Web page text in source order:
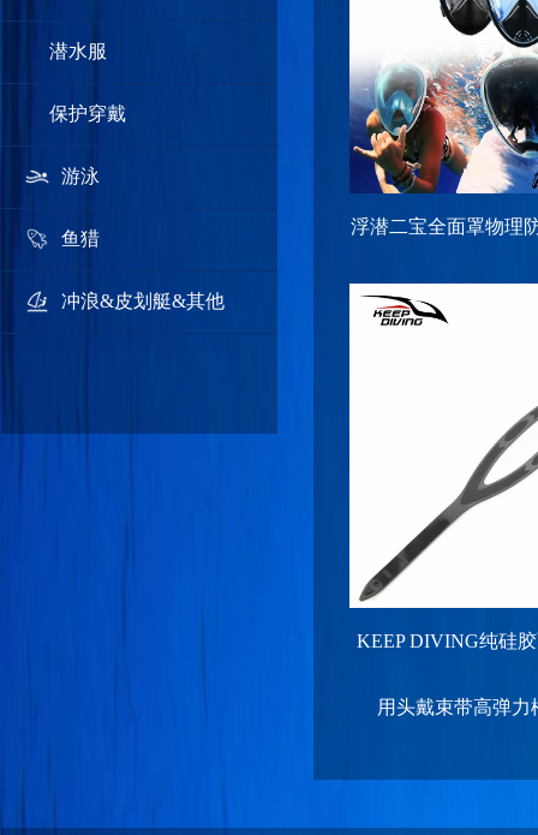
潜水服
保护穿戴
游泳
鱼猎
冲浪&皮划艇&其他
浮潜二宝全面罩物理
KEEP DIVING纯硅
用头戴束带高弹力